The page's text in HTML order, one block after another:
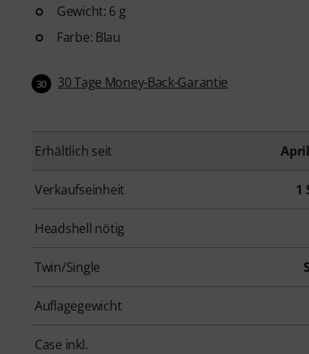
Gewicht: 6 g
Farbe: Blau
30 30 Tage Money-Back-Garantie
Erhältlich seit
Verkaufseinheit 1
Headshell nötig
Twin/Single
Auflagegewicht
Case inkl.